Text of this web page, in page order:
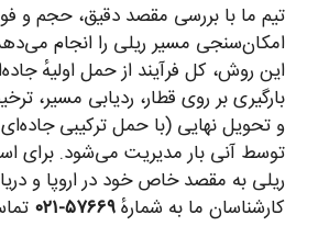
تیم ما با بررسی مقصد دقیق، حجم و
امکان‌سنجی مسیر ریلی را انجام
این روش، کل فرآیند از حمل اولیهٔ
بارگیری بر روی قطار، ردیابی مسیر،
و تحویل نهایی (با حمل ترکیبی
توسط آنی بار مدیریت می‌شود. برای
ریلی به مقصد خاص خود در اروپا و
کارشناسان ما به شمارهٔ۵۷۶۶۹-۰۲۱